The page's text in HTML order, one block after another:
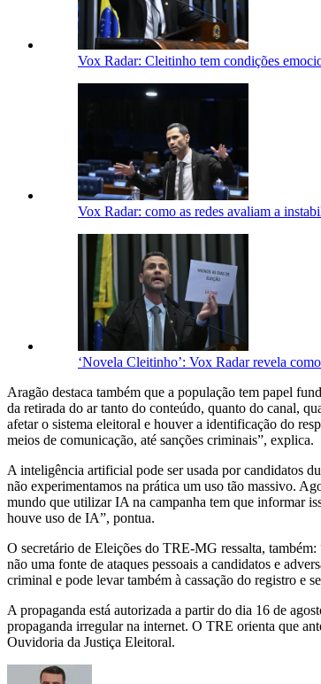
Vox Radar: Cleitinho tem condições
Vox Radar: como as redes avaliam a
‘Novela Cleitinho’: Vox Radar revela
Aragão destaca também que a população tem papel
da retirada do ar tanto do conteúdo, quanto do canal,
afetar o sistema eleitoral e houver a identificação do
meios de comunicação, até sanções criminais”, explica.
A inteligência artificial pode ser usada por candidatos
não experimentamos na prática um uso tão massivo.
mundo que utilizar IA na campanha tem que informar
houve uso de IA”, pontua.
O secretário de Eleições do TRE-MG ressalta,
não uma fonte de ataques pessoais a candidatos e
criminal e pode levar também à cassação do registro e
A propaganda está autorizada a partir do dia 16 de
propaganda irregular na internet. O TRE orienta que
Ouvidoria da Justiça Eleitoral.